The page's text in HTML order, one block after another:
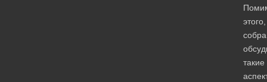
этого,
такие